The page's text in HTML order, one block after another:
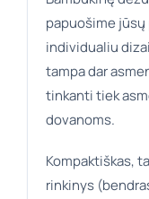
papuošime jūsų
individualiu
tampa dar
tinkanti tiek
dovanoms.
Kompaktiškas,
rinkinys